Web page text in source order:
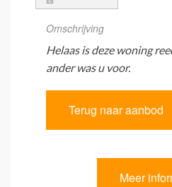
Omschrijving
Helaas is deze woning
ander was u voor.
Terug naar aanbod
Meer